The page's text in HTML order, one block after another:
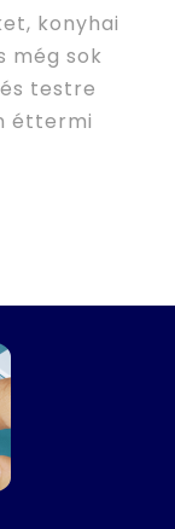
konyhai
még sok
testre
éttermi